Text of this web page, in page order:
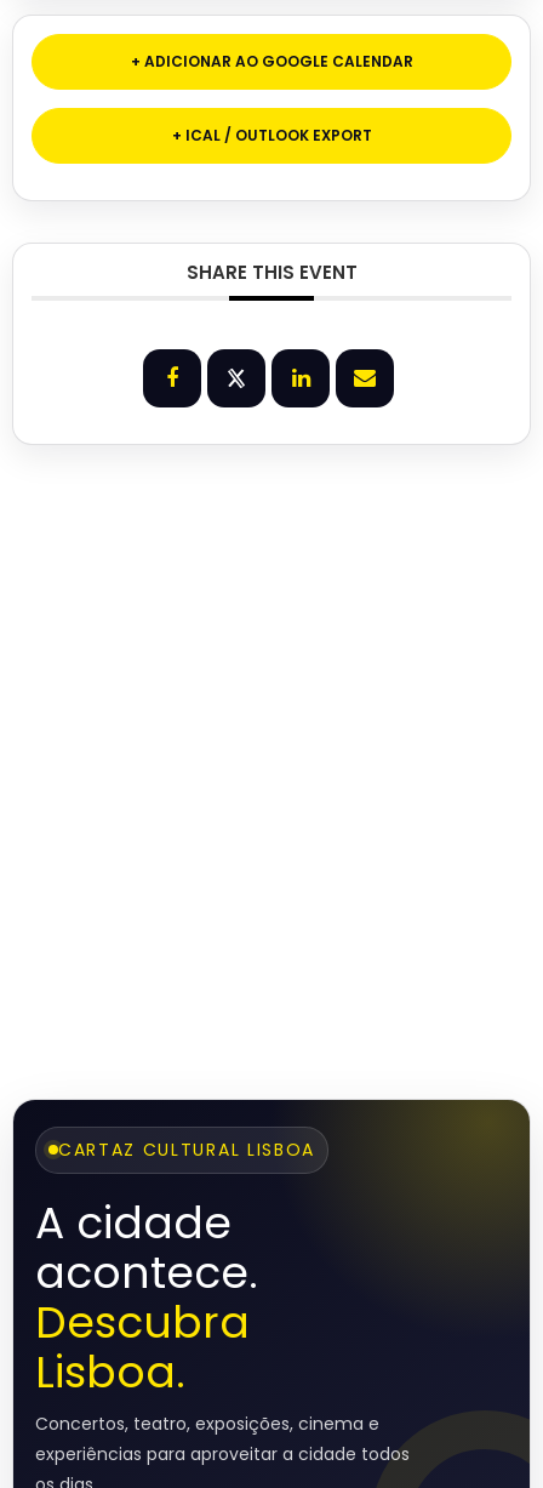
+ ADICIONAR AO GOOGLE CALENDAR
+ ICAL / OUTLOOK EXPORT
SHARE THIS EVENT
CARTAZ CULTURAL LISBOA
A cidade
acontece.
Descubra
Lisboa.
Concertos, teatro, exposições, cinema e
experiências para aproveitar a cidade todos